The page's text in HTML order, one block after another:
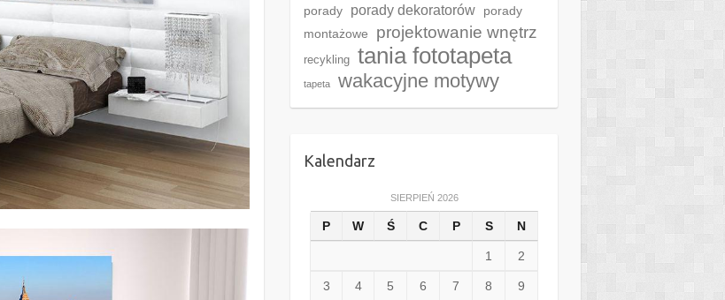
porady porady dekoratorów
porady
montażowe
projektowanie wnętrz
recykling tania fototapeta
tapeta wakacyjne motywy
Kalendarz
SIERPIEŃ 2026
P W Ś C P S N
1 2
3 4 5 6 7 8 9